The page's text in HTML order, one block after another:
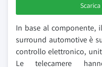
In base al componente,
surround automotive è
controllo elettronico,
Le telecamere